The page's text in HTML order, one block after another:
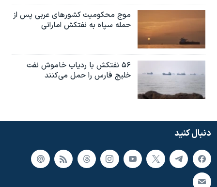
موج محکومیت کشورهای عربی پس از
حمله سپاه به نفتکش اماراتی
۵۶ نفتکش با ردیاب خاموش نفت
خلیج فارس را حمل می‌کنند
دنبال کنید